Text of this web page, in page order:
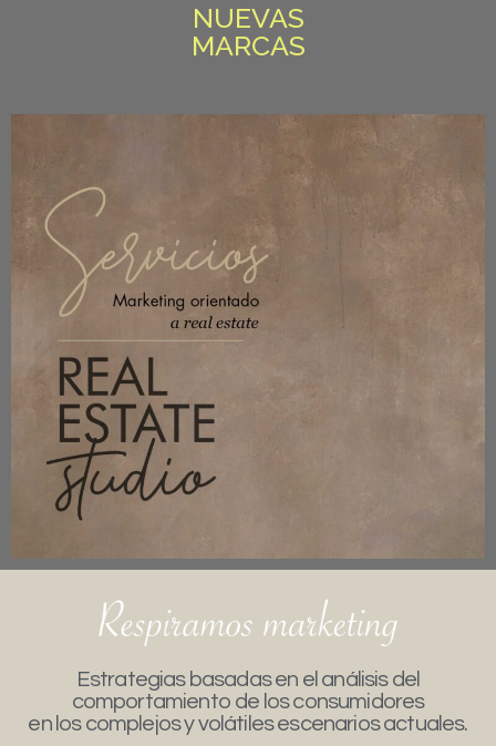
NUEVAS
MARCAS
Estrategias basadas en el análisis del
comportamiento de los consumidores
en los complejos y volátiles escenarios actuales.